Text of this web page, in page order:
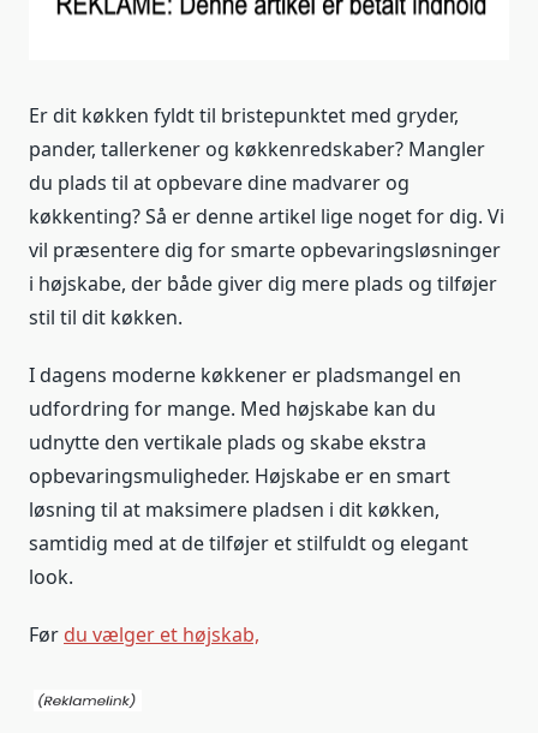
Er dit køkken fyldt til bristepunktet med gryder,
pander, tallerkener og køkkenredskaber? Mangler
du plads til at opbevare dine madvarer og
køkkenting? Så er denne artikel lige noget for dig. Vi
vil præsentere dig for smarte opbevaringsløsninger
i højskabe, der både giver dig mere plads og tilføjer
stil til dit køkken.
I dagens moderne køkkener er pladsmangel en
udfordring for mange. Med højskabe kan du
udnytte den vertikale plads og skabe ekstra
opbevaringsmuligheder. Højskabe er en smart
løsning til at maksimere pladsen i dit køkken,
samtidig med at de tilføjer et stilfuldt og elegant
look.
Før du vælger et højskab,